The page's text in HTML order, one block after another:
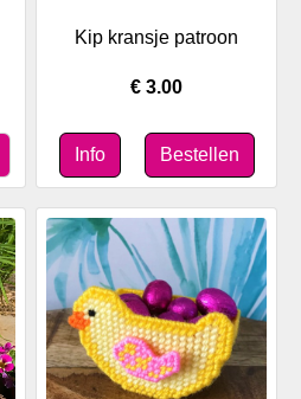
Kip kransje patroon
€ 3.00